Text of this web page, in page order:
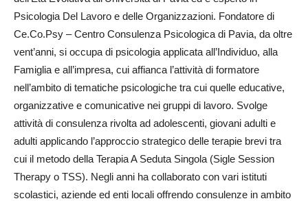
Psicologia Del Lavoro e delle Organizzazioni. Fondatore di
Ce.Co.Psy – Centro Consulenza Psicologica di Pavia, da oltre
vent’anni, si occupa di psicologia applicata all’Individuo, alla
Famiglia e all’impresa, cui affianca l’attività di formatore
nell’ambito di tematiche psicologiche tra cui quelle educative,
organizzative e comunicative nei gruppi di lavoro. Svolge
attività di consulenza rivolta ad adolescenti, giovani adulti e
adulti applicando l’approccio strategico delle terapie brevi tra
cui il metodo della Terapia A Seduta Singola (Sigle Session
Therapy o TSS). Negli anni ha collaborato con vari istituti
scolastici, aziende ed enti locali offrendo consulenze in ambito